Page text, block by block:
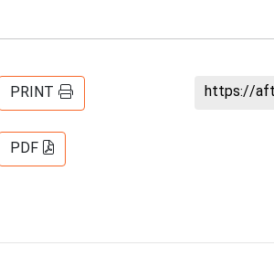
https://
PRINT
PDF